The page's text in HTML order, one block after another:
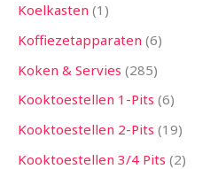
Koelkasten 1
Koffiezetapparaten 6
Koken & Servies 285
Kooktoestellen 1-Pits 6
Kooktoestellen 2-Pits 19
Kooktoestellen 3/4 Pits 2